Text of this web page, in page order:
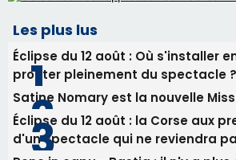
Alata - Soirée Tango Argentin
Benedetto
05/08/2026 09:53
Biguglia : messe de la Sainte-
procession le 14 août